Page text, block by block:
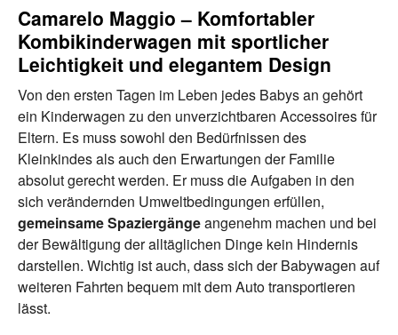
Camarelo Maggio – Komfortabler
Kombikinderwagen mit sportlicher
Leichtigkeit und elegantem Design
Von den ersten Tagen im Leben jedes Babys an gehört
ein Kinderwagen zu den unverzichtbaren Accessoires für
Eltern. Es muss sowohl den Bedürfnissen des
Kleinkindes als auch den Erwartungen der Familie
absolut gerecht werden. Er muss die Aufgaben in den
sich verändernden Umweltbedingungen erfüllen,
gemeinsame Spaziergängeangenehm machen und bei
der Bewältigung der alltäglichen Dinge kein Hindernis
darstellen. Wichtig ist auch, dass sich der Babywagen auf
weiteren Fahrten bequem mit dem Auto transportieren
lässt.